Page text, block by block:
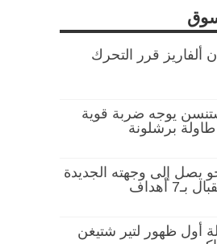
ألفاريز قرر التحرك
يوجه ضربة قوية
برشلونة
يصل إلى وجهته الجديدة
بـ7 أهداف
أول ظهور لتير شتيغن